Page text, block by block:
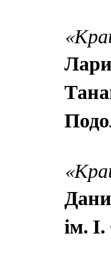
ім.